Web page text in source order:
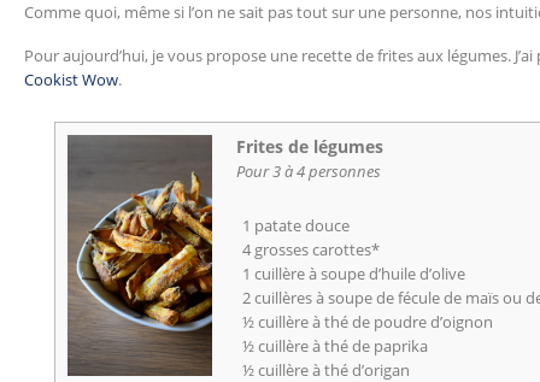
Comme quoi, même si l’on ne sait pas tout sur une personne, nos
Pour aujourd’hui, je vous propose une recette de frites aux légumes.
Cookist Wow.
Frites de légumes
Pour 3 à 4 personnes
1 patate douce
4 grosses carottes*
1 cuillère à soupe d’huile d’olive
2 cuillères à soupe de fécule de maïs ou
½ cuillère à thé de poudre d’oignon
½ cuillère à thé de paprika
½ cuillère à thé d’origan